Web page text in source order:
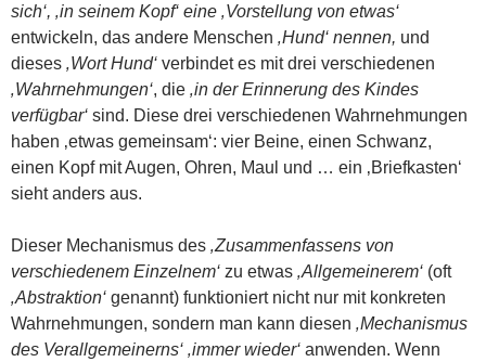
sich‘, ‚in seinem Kopf‘ eine ‚Vorstellung von etwas‘
entwickeln, das andere Menschen ‚Hund‘ nennen, und
dieses ‚Wort Hund‘ verbindet es mit drei verschiedenen
‚Wahrnehmungen‘, die ‚in der Erinnerung des Kindes
verfügbar‘ sind. Diese drei verschiedenen Wahrnehmungen
haben ‚etwas gemeinsam‘: vier Beine, einen Schwanz,
einen Kopf mit Augen, Ohren, Maul und … ein ‚Briefkasten‘
sieht anders aus.
Dieser Mechanismus des ‚Zusammenfassens von
verschiedenem Einzelnem‘ zu etwas ‚Allgemeinerem‘ (oft
‚Abstraktion‘ genannt) funktioniert nicht nur mit konkreten
Wahrnehmungen, sondern man kann diesen ‚Mechanismus
des Verallgemeinerns‘ ‚immer wieder‘ anwenden. Wenn